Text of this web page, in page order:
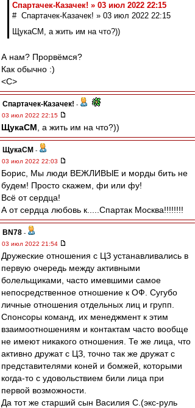
Спартачек-Казачек! » 03 июл 2022 22:15
# Спартачек-Казачек! » 03 июл 2022 22:15
ЩукаСМ, а жить им на что?))
А нам? Прорвёмся?
Как обычно :)
<C>
Спартачек-Казачек! -
03 июл 2022 22:15
ЩукаСМ , а жить им на что?))
ЩукаСМ -
03 июл 2022 22:03
Борис, Мы люди ВЕЖЛИВЫЕ и морды бить не
будем! Просто скажем, фи или фу!
Всё от сердца!
А от сердца любовь к.....Спартак Москва!!!!!!!!
BN78 -
03 июл 2022 21:54
Дружеские отношения с ЦЗ устанавливались в
первую очередь между активными
болельщиками, часто имевшими самое
непосредственное отношение к ОФ. Сугубо
личные отношения отдельных лиц и групп.
Спонсоры команд, их менеджмент к этим
взаимоотношениям и контактам часто вообще
не имеют никакого отношения. Те же лица, что
активно дружат с ЦЗ, точно так же дружат с
представителями коней и бомжей, которыми
когда-то с удовольствием били лица при
первой возможности.
Да тот же старший сын Василия С.(экс-руль